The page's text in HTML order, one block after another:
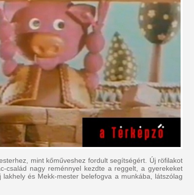
mint kőműveshez fordult segítségért. Új röfilakot
család nagy reménnyel kezdte a reggelt, a gyerekeket
és Mekk-mester belefogva a munkába, látszólag